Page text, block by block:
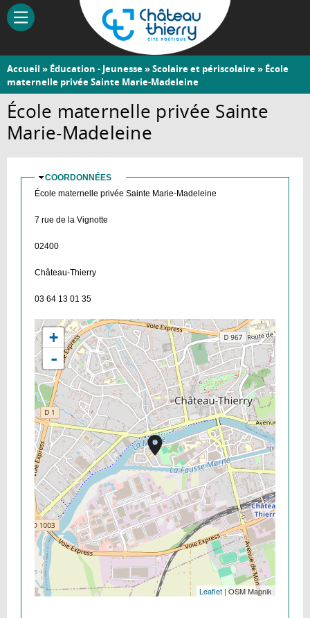
Aller
contenu
Château-
Thierry
Vous
êtes
ici
Accueil » Éducation - Jeunesse»Scolaire et périscolaire» École
maternelle privée Sainte Marie-Madeleine
École maternelle privée Sainte
Marie-Madeleine
MASQUER
COORDONNÉES
École maternelle privée Sainte Marie-Madeleine
7 rue de la Vignotte
02400
Château-Thierry
03 64 13 01 35
+
-
Leaflet| OSM Mapnik